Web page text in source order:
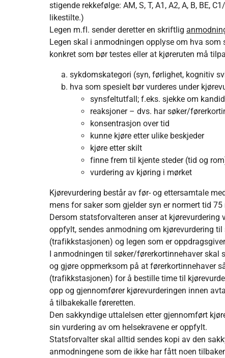
stigende rekkefølge: AM, S, T, A1, A2, A, B, BE,
likestilte.)
Legen m.fl. sender deretter en skriftlig
Legen skal i anmodningen opplyse om hva
konkret som bør testes eller at kjøreruten må
sykdomskategori (syn, førlighet, kognitiv
hva som spesielt bør vurderes under
synsfeltutfall; f.eks. sjekke om
reaksjoner – dvs. har søker/
konsentrasjon over tid
kunne kjøre etter ulike beskjeder
kjøre etter skilt
finne frem til kjente steder (tid og
vurdering av kjøring i mørket
Kjørevurdering består av før- og ettersamtale
mens for saker som gjelder syn er normert tid
Dersom statsforvalteren anser at
oppfylt, sendes anmodning om kjørevurdering
(trafikkstasjonen) og legen som er
I anmodningen til søker/førerkortinnehaver skal
og gjøre oppmerksom på at førerkortinnehaver
(trafikkstasjonen) for å bestille time til
opp og gjennomfører kjørevurderingen innen
å tilbakekalle føreretten.
Den sakkyndige uttalelsen etter gjennomført
sin vurdering av om helsekravene er oppfylt.
Statsforvalter skal alltid sendes kopi av den
anmodningene som de ikke har fått noen